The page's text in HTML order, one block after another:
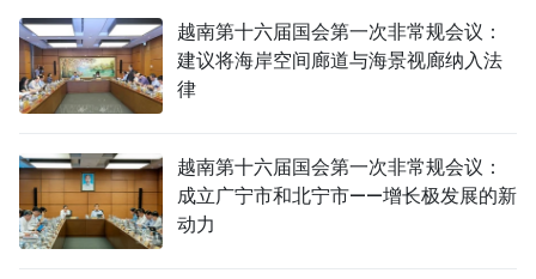
越南第十六届国会第一次非常规会议：
建议将海岸空间廊道与海景视廊纳入法
律
越南第十六届国会第一次非常规会议：
成立广宁市和北宁市——增长极发展的新
动力